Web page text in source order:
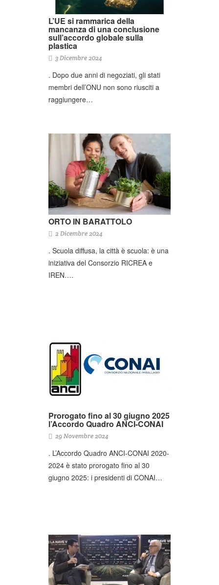
L’UE si rammarica della
mancanza di una conclusione
sull’accordo globale sulla
plastica
3 Dicembre 2024
. Dopo due anni di negoziati, gli stati
membri dell’ONU non sono riusciti a
raggiungere…
ORTO IN BARATTOLO
2 Dicembre 2024
. Scuola diffusa, la città è scuola: è una
iniziativa del Consorzio RICREA e
IREN….
Prorogato fino al 30 giugno 2025
l’Accordo Quadro ANCI-CONAI
29 Novembre 2024
. L’Accordo Quadro ANCI-CONAI 2020-
2024 è stato prorogato fino al 30
giugno 2025: i presidenti di CONAI…